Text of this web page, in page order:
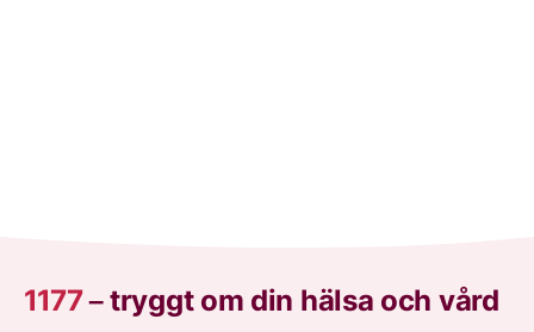
1177–tryggt om din hälsa och vård